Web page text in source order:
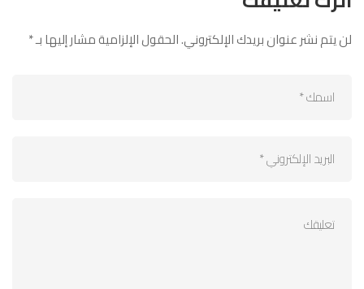
لن يتم نشر عنوان بريدك الإلكتروني.الحقول الإلزامية مشار إليها بـ*